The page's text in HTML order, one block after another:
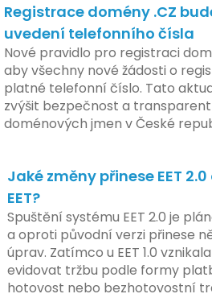
časové ose zavedení této
Registrace domény .CZ
uvedení telefonního čísla
Nové pravidlo pro registraci
aby všechny nové žádosti o
platné telefonní číslo. Tato
zvýšit bezpečnost a
doménových jmen v České
stávající majitele domén při
Jaké změny přinese EET
EET?
Spuštění systému EET 2.0 je
a oproti původní verzi přinese
úprav. Zatímco u EET 1.0
evidovat tržbu podle formy
hotovost nebo bezhotovostní